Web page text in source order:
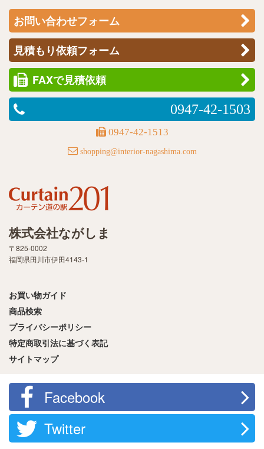
お問い合わせフォーム
見積もり依頼フォーム
FAXで見積依頼
0947-42-1503
0947-42-1513
shopping@interior-nagashima.com
株式会社ながしま
〒825-0002
福岡県田川市伊田4143-1
お買い物ガイド
商品検索
プライバシーポリシー
特定商取引法に基づく表記
サイトマップ
Facebook
Twitter